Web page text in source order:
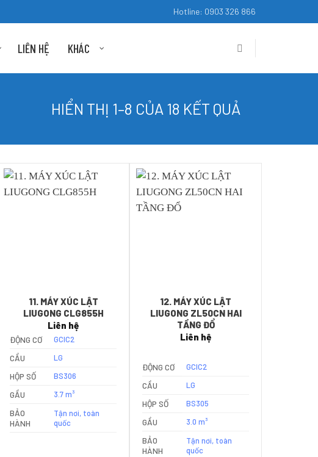
Hotline: 0903 326 866
LIÊN HỆ KHÁC
HIỂN THỊ 1–8 CỦA 18 KẾT QUẢ
11. MÁY XÚC LẬT
LIUGONG CLG855H
Liên hệ
ĐỘNG CƠ GCIC2
CẦU LG
HỘP SỐ BS306
GẦU 3.7 m³
BẢO
HÀNH
Tận nơi, toàn
quốc
12. MÁY XÚC LẬT
LIUGONG ZL50CN HAI
TẦNG ĐỔ
Liên hệ
ĐỘNG CƠ GCIC2
CẦU LG
HỘP SỐ BS305
GẦU 3.0 m³
BẢO
HÀNH
Tận nơi, toàn
quốc